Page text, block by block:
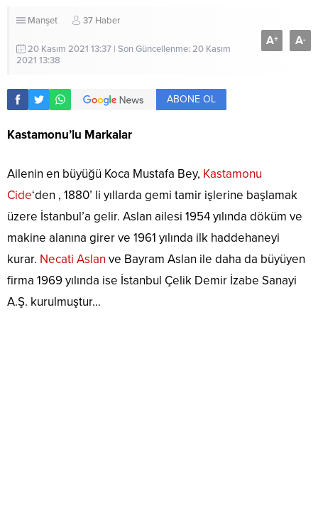
Manşet 37 Haber
20 Kasım 2021 13:37 | Son Güncellenme: 20 Kasım
2021 13:38
A+ A-
ABONE OL
Kastamonu’lu Markalar
Ailenin en büyüğü Koca Mustafa Bey, Kastamonu
Cide‘den , 1880’ li yıllarda gemi tamir işlerine başlamak
üzere İstanbul’a gelir. Aslan ailesi 1954 yılında döküm ve
makine alanına girer ve 1961 yılında ilk haddehaneyi
kurar. Necati Aslan ve Bayram Aslan ile daha da büyüyen
firma 1969 yılında ise İstanbul Çelik Demir İzabe Sanayi
A.Ş. kurulmuştur…